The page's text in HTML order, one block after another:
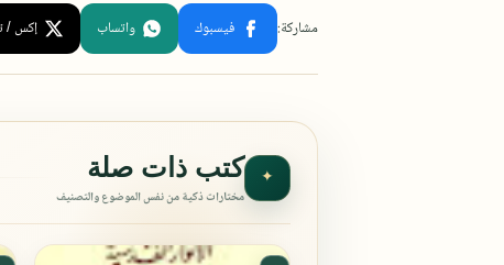
✦ كتب ذات صلة
مختارات ذكية من نفس الموضوع والتصنيف